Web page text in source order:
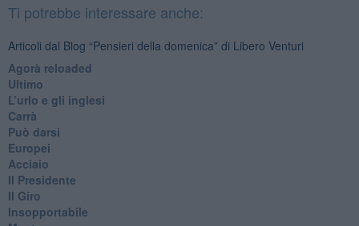
Ti potrebbe interessare anche:
Articoli dal Blog “Pensieri della domenica” di Libero Venturi
​Agorà reloaded
Ultimo
​L’urlo e gli inglesi
Carrà
Può darsi
Europei
Acciaio
Il Presidente
​Il Giro
Insopportabile